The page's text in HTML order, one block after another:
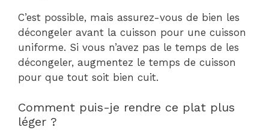
C’est possible, mais assurez-vous de bien les
décongeler avant la cuisson pour une cuisson
uniforme. Si vous n’avez pas le temps de les
décongeler, augmentez le temps de cuisson
pour que tout soit bien cuit.
Comment puis-je rendre ce plat plus
léger ?